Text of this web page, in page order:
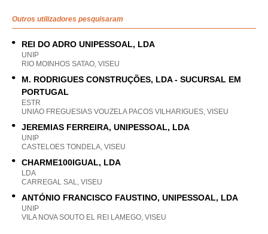
Outros utilizadores pesquisaram
REI DO ADRO UNIPESSOAL, LDA
UNIP
RIO MOINHOS SATAO, VISEU
M. RODRIGUES CONSTRUÇÕES, LDA - SUCURSAL EM
PORTUGAL
ESTR
UNIAO FREGUESIAS VOUZELA PACOS VILHARIGUES, VISEU
JEREMIAS FERREIRA, UNIPESSOAL, LDA
UNIP
CASTELOES TONDELA, VISEU
CHARME100IGUAL, LDA
LDA
CARREGAL SAL, VISEU
ANTÓNIO FRANCISCO FAUSTINO, UNIPESSOAL, LDA
UNIP
VILA NOVA SOUTO EL REI LAMEGO, VISEU